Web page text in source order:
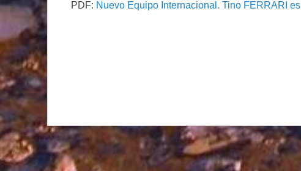
PDF: Nuevo Equipo Internacional. Tino FERRARI es